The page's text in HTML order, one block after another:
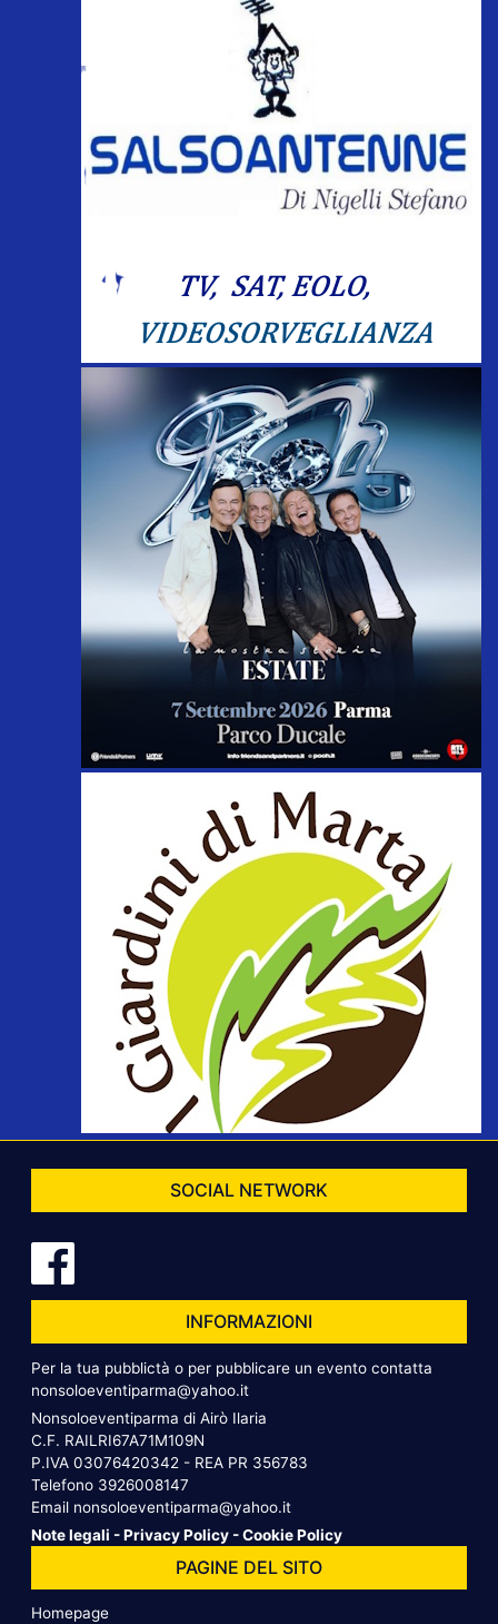
SOCIAL NETWORK
INFORMAZIONI
Per la tua pubblictà o per pubblicare un evento contatta
nonsoloeventiparma@yahoo.it
Nonsoloeventiparma di Airò Ilaria
C.F. RAILRI67A71M109N
P.IVA 03076420342 - REA PR 356783
Telefono 3926008147
Email nonsoloeventiparma@yahoo.it
Note legali -Privacy Policy -Cookie Policy
PAGINE DEL SITO
Homepage